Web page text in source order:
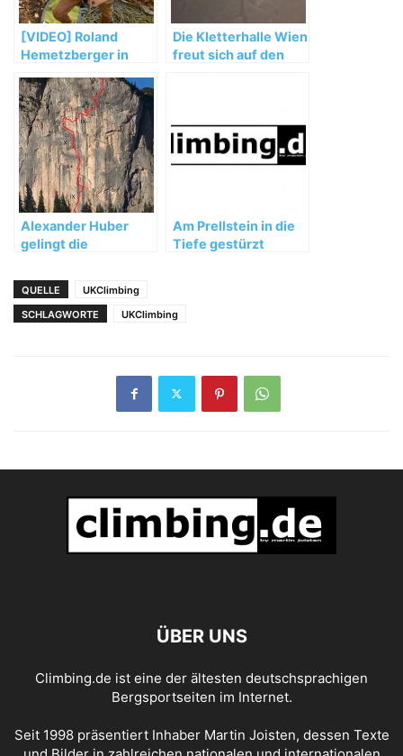
[VIDEO] Roland
Hemetzberger in
Die Kletterhalle Wien
freut sich auf den
Alexander Huber
gelingt die
„Sansara“
Am Prellstein in die
Tiefe gestürzt
QUELLE
UKClimbing
SCHLAGWORTE
UKClimbing
ÜBER UNS
Climbing.de ist eine der ältesten deutschsprachigen
Bergsportseiten im Internet.
Seit 1998 präsentiert Inhaber Martin Joisten, dessen Texte